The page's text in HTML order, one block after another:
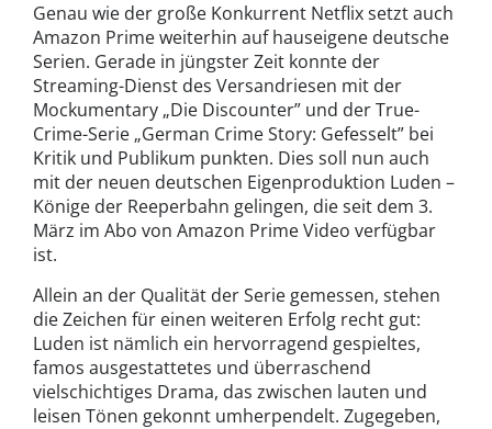
Genau wie der große Konkurrent Netflix setzt auch
Amazon Prime weiterhin auf hauseigene deutsche
Serien. Gerade in jüngster Zeit konnte der
Streaming-Dienst des Versandriesen mit der
Mockumentary „Die Discounter” und der True-
Crime-Serie „German Crime Story: Gefesselt” bei
Kritik und Publikum punkten. Dies soll nun auch
mit der neuen deutschen Eigenproduktion Luden –
Könige der Reeperbahn gelingen, die seit dem 3.
März im Abo von Amazon Prime Video verfügbar
ist.
Allein an der Qualität der Serie gemessen, stehen
die Zeichen für einen weiteren Erfolg recht gut:
Luden ist nämlich ein hervorragend gespieltes,
famos ausgestattetes und überraschend
vielschichtiges Drama, das zwischen lauten und
leisen Tönen gekonnt umherpendelt. Zugegeben,